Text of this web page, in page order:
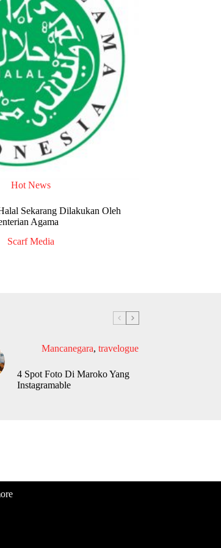
Hot News
Sekarang Dilakukan Oleh
Agama
Scarf Media
Mancanegara, travelogue
4 Spot Foto Di Maroko Yang
Instagramable